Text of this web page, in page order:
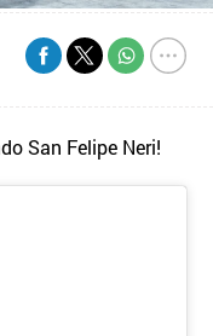
San Felipe Neri!